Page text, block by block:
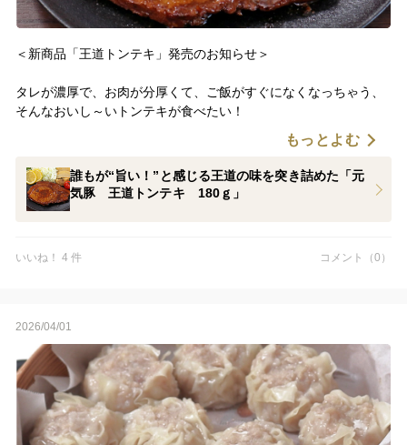
＜新商品「王道トンテキ」発売のお知らせ＞
タレが濃厚で、お肉が分厚くて、ご飯がすぐになくなっちゃう、
そんなおいし～いトンテキが食べたい！
元気豚厚切りロース肉の、その名も「王道トンテキ」。
目指したのは、誰もが“旨い！”と感じる「これぞトンテキ」とい
試行錯誤の末、ウスターソースベースの濃厚トンテキダレに、
した！！
濃厚タレに、元気豚ロース肉の溶け出た脂が絡んで…たまらな
い！
ご飯はたくさん用意してからお召し上がりくださいね♪
1枚180ｇ、お肉だけでも150ｇの大ボリュームです。
もっとよむ
誰もが“旨い！”と感じる王道の味を突き詰めた「元
気豚 王道トンテキ 180ｇ」
いいね！ 4 件 コメント（0）
2026/04/01